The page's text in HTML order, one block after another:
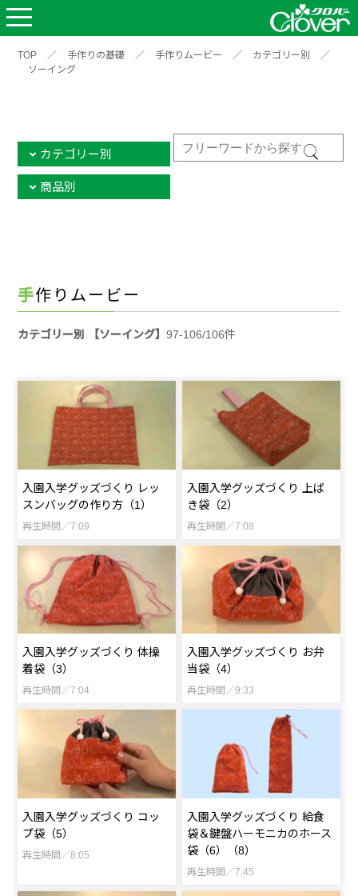
TOP ／ 手作りの基礎 ／ 手作りムービー ／ カテゴリー別
／
ソーイング
カテゴリー別
商品別
手作りムービー
カテゴリー別 【ソーイング】97-106/106件
入園入学グッズづくり レッ
スンバッグの作り方（1）
再生時間／7:09
入園入学グッズづくり 上ば
き袋（2）
再生時間／7:08
入園入学グッズづくり 体操
着袋（3）
再生時間／7:04
入園入学グッズづくり お弁
当袋（4）
再生時間／9:33
入園入学グッズづくり コッ
プ袋（5）
再生時間／8:05
入園入学グッズづくり 給食
袋＆鍵盤ハーモニカのホース
袋（6）（8）
再生時間／7:45